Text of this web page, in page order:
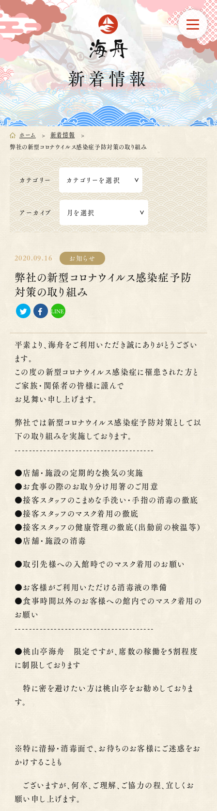
新着情報
ホーム
新着情報
弊社の新型コロナウイルス感染症予防対策の取り組み
カテゴリー
アーカイブ
2020.09.16 お知らせ
弊社の新型コロナウイルス感染症予防
対策の取り組み
LINE
平素より、海舟をご利用いただき誠にありがとうござい
ます。
この度の新型コロナウイルス感染症に罹患された方と
ご家族・関係者の皆様に謹んで
お見舞い申し上げます。
弊社では新型コロナウイルス感染症予防対策として以
下の取り組みを実施しております。
---------------------------------------
●店舗・施設の定期的な換気の実施
●お食事の際のお取り分け用箸のご用意
●接客スタッフのこまめな手洗い・手指の消毒の徹底
●接客スタッフのマスク着用の徹底
●接客スタッフの健康管理の徹底（出勤前の検温等）
●店舗・施設の消毒
●取引先様への入館時でのマスク着用のお願い
●お客様がご利用いただける消毒液の準備
●食事時間以外のお客様への館内でのマスク着用の
お願い
---------------------------------------
●桃山亭海舟 限定ですが、席数の稼働を5割程度
に制限しております
特に密を避けたい方は桃山亭をお勧めしておりま
す。
※特に清掃・消毒面で、お待ちのお客様にご迷惑をお
かけすることも
ございますが、何卒、ご理解、ご協力の程、宜しくお
願い申し上げます。